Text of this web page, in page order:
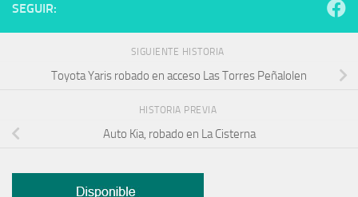
SEGUIR:
SIGUIENTE HISTORIA
Toyota Yaris robado en acceso Las Torres Peñalolen
HISTORIA PREVIA
Auto Kia, robado en La Cisterna